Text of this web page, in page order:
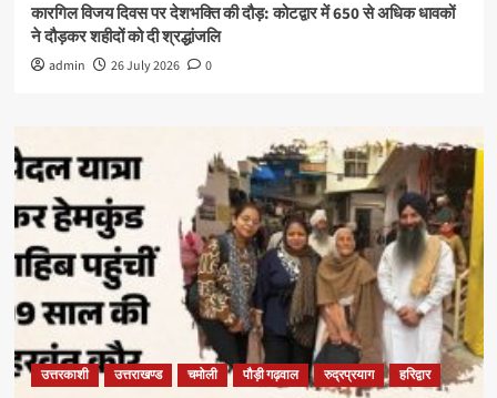
कारगिल विजय दिवस पर देशभक्ति की दौड़: कोटद्वार में 650 से अधिक धावकों
ने दौड़कर शहीदों को दी श्रद्धांजलि
admin 26 July 2026 0
उत्तरकाशी उत्तराखण्ड चमोली पौड़ी गढ़वाल रुद्रप्रयाग हरिद्वार